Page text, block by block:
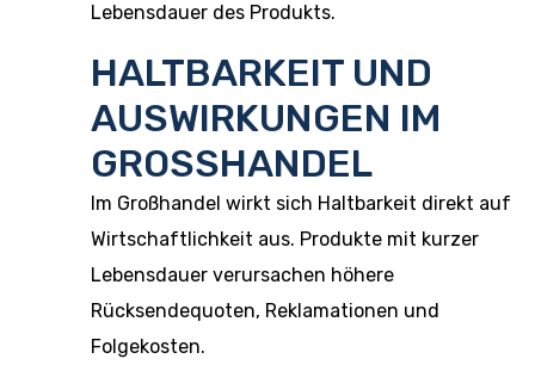
Lebensdauer des Produkts.
HALTBARKEIT UND
AUSWIRKUNGEN IM
GROSSHANDEL
Im Großhandel wirkt sich Haltbarkeit direkt auf
Wirtschaftlichkeit aus. Produkte mit kurzer
Lebensdauer verursachen höhere
Rücksendequoten, Reklamationen und
Folgekosten.